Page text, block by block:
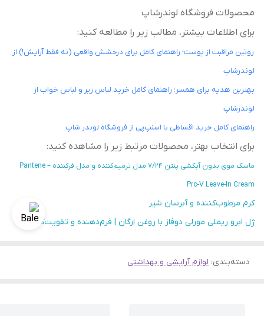
محصولات فروشگاه لوندرشاپ
برای اطلاعات بیشتر، مطالب زیر را مطالعه کنید:
روتین مراقبت از پوست؛ راهنمای کامل برای درخشش واقعی (نه فقط آرایش!) از
لوندرشاپ
بهترین هدیه برای همسر؛ راهنمای کامل خرید لباس زیر و لباس خواب از
لوندرشاپ
راهنمای کامل خرید اقساطی با اسنپ‌پی از فروشگاه لوندر شاپ
برای انتخاب بهتر، محصولات مرتبط زیر را مشاهده کنید:
ماسک موی بدون آبکشی پنتن 7/24 مدل ترمیم‌کننده و مدل فرکننده – Pantene
Pro-V Leave-In Cream
کرم مرطوب‌کننده و آبرسان شیر
ژل ابرو ریملی مورلی دوفاز با روغن ارگان | فرم‌دهنده و تقویت‌کننده
دسته‌بندی: لوازم آرایشی و بهداشتی